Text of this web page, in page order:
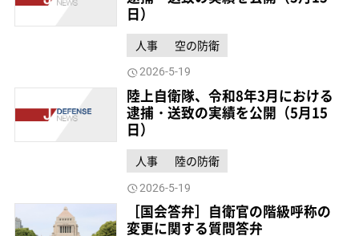
日）
人事 空の防衛
2026-5-19
陸上自衛隊、令和8年3月における
逮捕・送致の実績を公開（5月15
日）
人事 陸の防衛
2026-5-19
［国会答弁］自衛官の階級呼称の
変更に関する質問答弁